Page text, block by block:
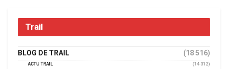
Trail
BLOG DE TRAIL (18 516)
ACTU TRAIL
(14 312)